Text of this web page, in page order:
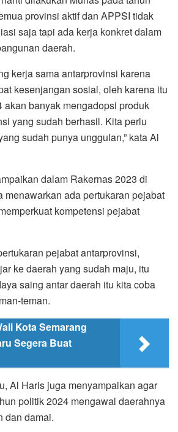
provinsi aktif dan APPSI tidak
saja tapi ada kerja konkret dalam
daerah.
kerja sama antarprovinsi karena
kesenjangan sosial, oleh karena itu
akan banyak mengadopsi produk
yang sudah berhasil. Kita perlu
sudah punya unggulan,” kata Al
dalam Rakernas 2023 di
menawarkan ada pertukaran pejabat
kompetensi pejabat
pejabat antarprovinsi,
ke daerah yang sudah maju, itu
saing antar daerah itu kita coba
teman.
Kota Semarang
Segera Buat
Al Haris juga menyampaikan agar
politik 2024 mengawal daerahnya
dan damai.